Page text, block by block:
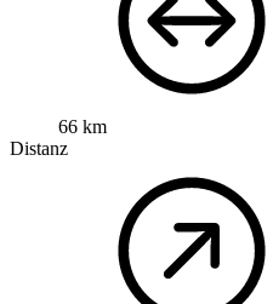
66 km
Distanz